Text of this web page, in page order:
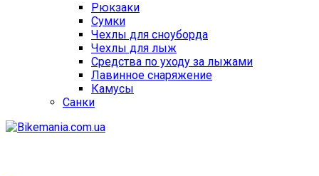
Рюкзаки
Сумки
Чехлы для сноуборда
Чехлы для лыж
Средства по уходу за лыжами
Лавинное снаряжение
Камусы
Санки